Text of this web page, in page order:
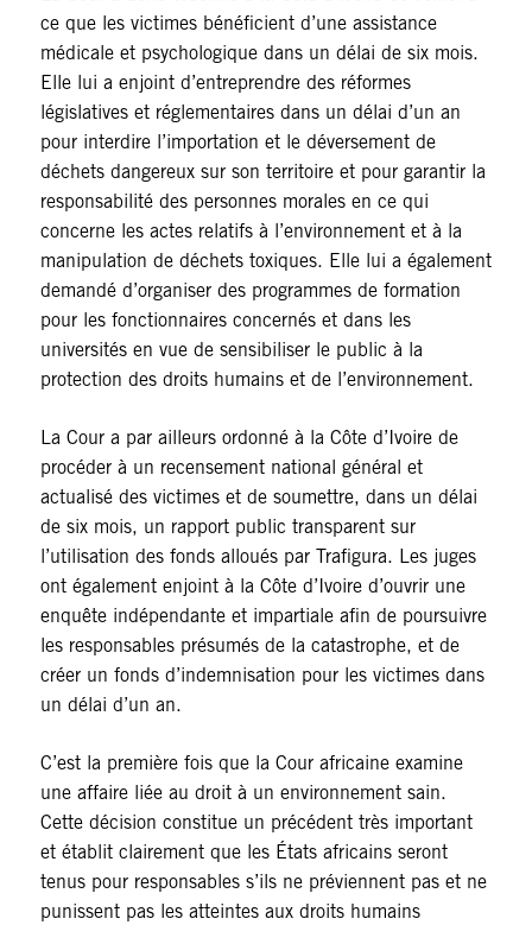
ce que les victimes bénéficient d’une assistance
médicale et psychologique dans un délai de six mois.
Elle lui a enjoint d’entreprendre des réformes
législatives et réglementaires dans un délai d’un an
pour interdire l’importation et le déversement de
déchets dangereux sur son territoire et pour garantir la
responsabilité des personnes morales en ce qui
concerne les actes relatifs à l’environnement et à la
manipulation de déchets toxiques. Elle lui a également
demandé d’organiser des programmes de formation
pour les fonctionnaires concernés et dans les
universités en vue de sensibiliser le public à la
protection des droits humains et de l’environnement.
La Cour a par ailleurs ordonné à la Côte d’Ivoire de
procéder à un recensement national général et
actualisé des victimes et de soumettre, dans un délai
de six mois, un rapport public transparent sur
l’utilisation des fonds alloués par Trafigura. Les juges
ont également enjoint à la Côte d’Ivoire d’ouvrir une
enquête indépendante et impartiale afin de poursuivre
les responsables présumés de la catastrophe, et de
créer un fonds d’indemnisation pour les victimes dans
un délai d’un an.
C’est la première fois que la Cour africaine examine
une affaire liée au droit à un environnement sain.
Cette décision constitue un précédent très important
et établit clairement que les États africains seront
tenus pour responsables s’ils ne préviennent pas et ne
punissent pas les atteintes aux droits humains